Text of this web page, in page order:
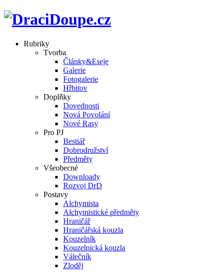
Rubriky
Tvorba
Články&Eseje
Galerie
Fotogalerie
Hřbitov
Doplňky
Dovednosti
Nová Povolání
Nové Rasy
Pro PJ
Bestiář
Dobrodružství
Předměty
Všeobecné
Downloady
Rozvoj DrD
Postavy
Alchymista
Alchymistické předměty
Hraničář
Hraničářská kouzla
Kouzelník
Kouzelnická kouzla
Válečník
Zloděj